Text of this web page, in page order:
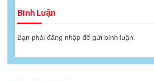
Bình Luận
Bạn phải đăng nhập để gửi bình luận.